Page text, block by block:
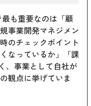
も重要なのは「顧
事業開発マネジメン
のチェックポイント
なっているか」「課
、事業として自社が
観点に挙げていま